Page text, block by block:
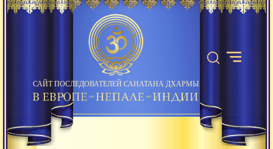
САЙТ ПОСЛЕДОВАТЕЛЕЙ САНАТАНА ДХАРМЫ